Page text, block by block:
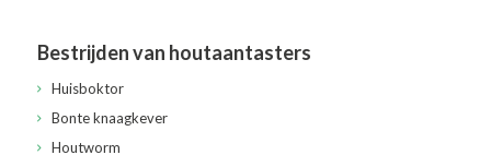
Bestrijden van houtaantasters
Huisboktor
Bonte knaagkever
Houtworm